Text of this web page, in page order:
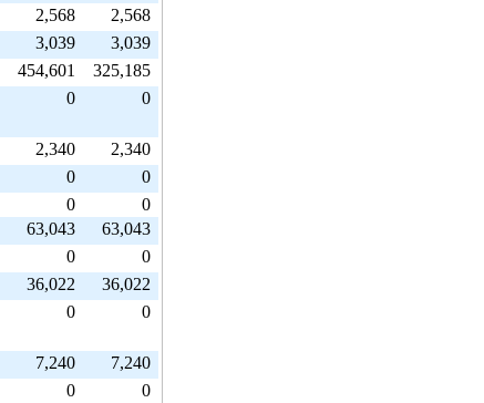
2,568
2,568
3,039
3,039
454,601
325,185
0 0
2,340
2,340
0
0
0
0
63,043
63,043
0
0
36,022
36,022
0 0
7,240
7,240
0
0